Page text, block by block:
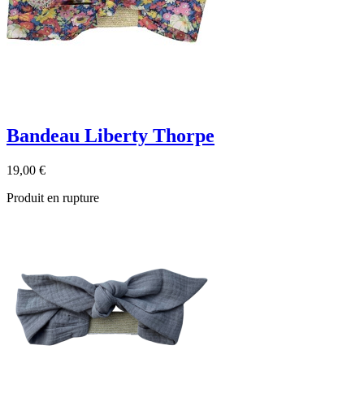
Bandeau Liberty Thorpe
19,00 €
Produit en rupture